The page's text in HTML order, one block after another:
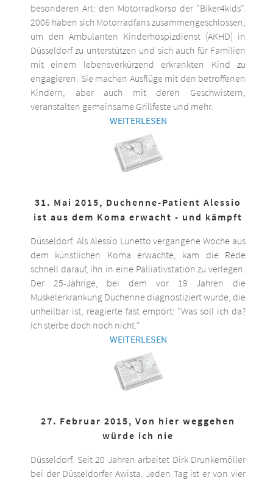
besonderen Art: den Motorradkorso der "Biker4kids".
2006 haben sich Motorradfans zusammengeschlossen,
um den Ambulanten Kinderhospizdienst (AKHD) in
Düsseldorf zu unterstützen und sich auch für Familien
mit einem lebensverkürzend erkrankten Kind zu
engagieren. Sie machen Ausflüge mit den betroffenen
Kindern, aber auch mit deren Geschwistern,
veranstalten gemeinsame Grillfeste und mehr.
WEITERLESEN
31. Mai 2015, Duchenne-Patient Alessio
ist aus dem Koma erwacht - und kämpft
Düsseldorf. Als Alessio Lunetto vergangene Woche aus
dem künstlichen Koma erwachte, kam die Rede
schnell darauf, ihn in eine Palliativstation zu verlegen.
Der 25-Jährige, bei dem vor 19 Jahren die
Muskelerkrankung Duchenne diagnostiziert wurde, die
unheilbar ist, reagierte fast empört: "Was soll ich da?
Ich sterbe doch noch nicht."
WEITERLESEN
27. Februar 2015, Von hier weggehen
würde ich nie
Düsseldorf. Seit 20 Jahren arbeitet Dirk Drunkemöller
bei der Düsseldorfer Awista. Jeden Tag ist er von vier